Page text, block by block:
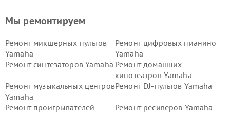
Мы ремонтируем
Ремонт микшерных пультов
Yamaha
Ремонт цифровых пианино
Yamaha
Ремонт синтезаторов Yamaha Ремонт домашних
кинотеатров Yamaha
Ремонт музыкальных центров
Yamaha
Ремонт DJ-пультов Yamaha
Ремонт проигрывателей
Ремонт ресиверов Yamaha